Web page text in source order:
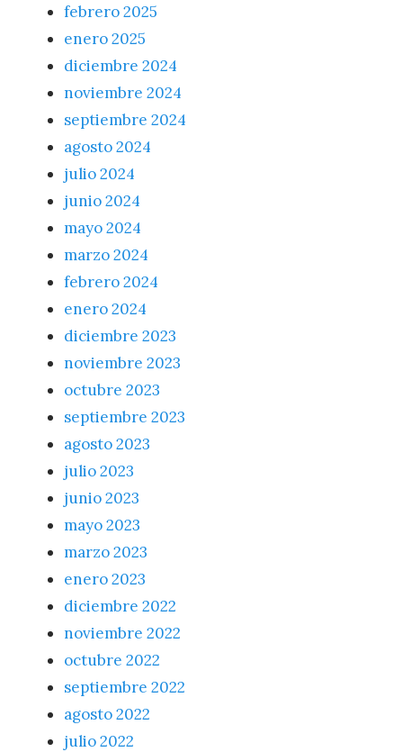
febrero 2025
enero 2025
diciembre 2024
noviembre 2024
septiembre 2024
agosto 2024
julio 2024
junio 2024
mayo 2024
marzo 2024
febrero 2024
enero 2024
diciembre 2023
noviembre 2023
octubre 2023
septiembre 2023
agosto 2023
julio 2023
junio 2023
mayo 2023
marzo 2023
enero 2023
diciembre 2022
noviembre 2022
octubre 2022
septiembre 2022
agosto 2022
julio 2022